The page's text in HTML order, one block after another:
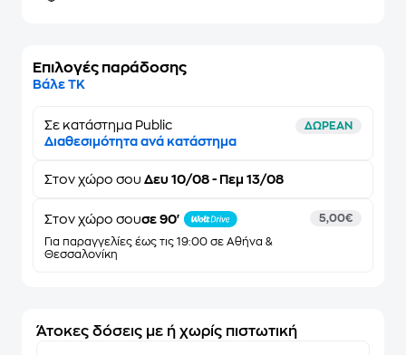
Επιλογές παράδοσης
Βάλε ΤΚ
Σε κατάστημα Public ΔΩΡΕΑΝ
Διαθεσιμότητα ανά κατάστημα
Στον χώρο σου Δευ 10/08 - Πεμ 13/08
Στον χώρο σουσε 90'
Για παραγγελίες έως τις 19:00 σε Αθήνα &
Θεσσαλονίκη
5,00€
Άτοκες δόσεις με ή χωρίς πιστωτική